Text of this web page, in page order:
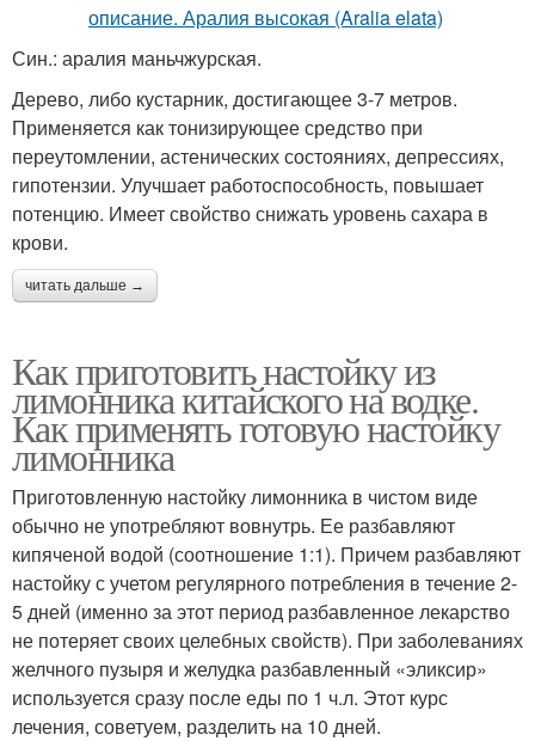
Син.: аралия маньчжурская.
Дерево, либо кустарник, достигающее 3-7 метров.
Применяется как тонизирующее средство при
переутомлении, астенических состояниях, депрессиях,
гипотензии. Улучшает работоспособность, повышает
потенцию. Имеет свойство снижать уровень сахара в
крови.
читать дальше →
Как приготовить настойку из
лимонника китайского на водке.
Как применять готовую настойку
лимонника
Приготовленную настойку лимонника в чистом виде
обычно не употребляют вовнутрь. Ее разбавляют
кипяченой водой (соотношение 1:1). Причем разбавляют
настойку с учетом регулярного потребления в течение 2-
5 дней (именно за этот период разбавленное лекарство
не потеряет своих целебных свойств). При заболеваниях
желчного пузыря и желудка разбавленный «эликсир»
используется сразу после еды по 1 ч.л. Этот курс
лечения, советуем, разделить на 10 дней.